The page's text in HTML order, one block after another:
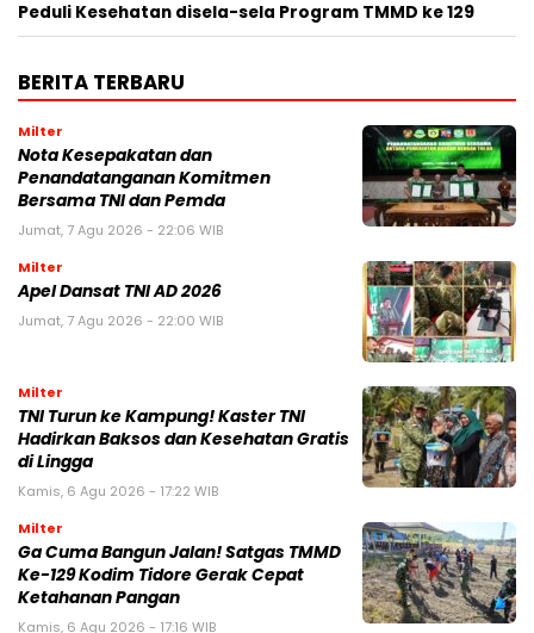
Peduli Kesehatan disela-sela Program TMMD ke 129
BERITA TERBARU
Milter
Nota Kesepakatan dan
Penandatanganan Komitmen
Bersama TNI dan Pemda
Jumat, 7 Agu 2026 - 22:06 WIB
Milter
Apel Dansat TNI AD 2026
Jumat, 7 Agu 2026 - 22:00 WIB
Milter
TNI Turun ke Kampung! Kaster TNI
Hadirkan Baksos dan Kesehatan Gratis
di Lingga
Kamis, 6 Agu 2026 - 17:22 WIB
Milter
Ga Cuma Bangun Jalan! Satgas TMMD
Ke-129 Kodim Tidore Gerak Cepat
Ketahanan Pangan
Kamis, 6 Agu 2026 - 17:16 WIB